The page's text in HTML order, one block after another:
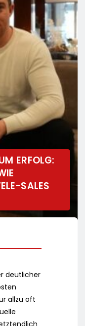
ERFOLG:
SALES
deutlicher
allzu oft